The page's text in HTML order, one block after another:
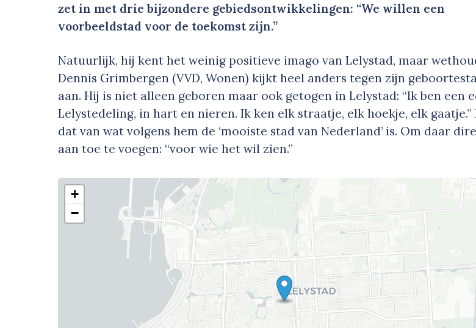
zet in met drie bijzondere gebiedsontwikkelingen: “We willen een
voorbeeldstad voor de toekomst zijn.”
Natuurlijk, hij kent het weinig positieve imago van Lelystad, maar
Dennis Grimbergen (VVD, Wonen) kijkt heel anders tegen zijn
aan. Hij is niet alleen geboren maar ook getogen in Lelystad: “Ik ben een
Lelystedeling, in hart en nieren. Ik ken elk straatje, elk hoekje, elk gaatje.”
dat van wat volgens hem de ‘mooiste stad van Nederland’ is. Om daar
aan toe te voegen: “voor wie het wil zien.”
+
−